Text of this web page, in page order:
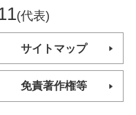
(代表)
サイトマップ
免責著作権等